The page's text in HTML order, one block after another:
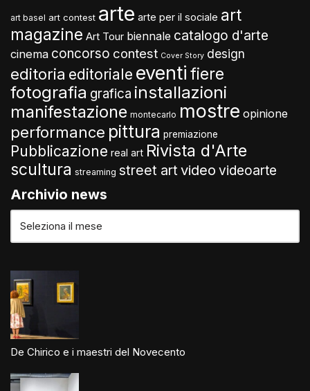
art basel art contest arte arte per il sociale art
magazine Art Tour biennale catalogo d'arte
cinema concorso contest Cover Story design
editoria editoriale eventi fiere
fotografia grafica installazioni
manifestazione montecarlo mostre opinione
performance pittura premiazione
Pubblicazione real art Rivista d'Arte
scultura streaming street art video videoarte
Archivio news
De Chirico e i maestri del Novecento